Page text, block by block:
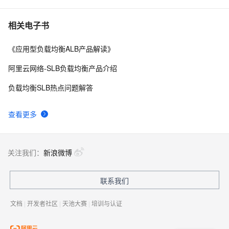
相关电子书
查看更多
《应用型负载均衡ALB产品解读》
阿里云网络-SLB负载均衡产品介绍
负载均衡SLB热点问题解答
关注我们： 新浪微博
联系我们
文档 | 开发者社区 | 天池大赛 | 培训与认证